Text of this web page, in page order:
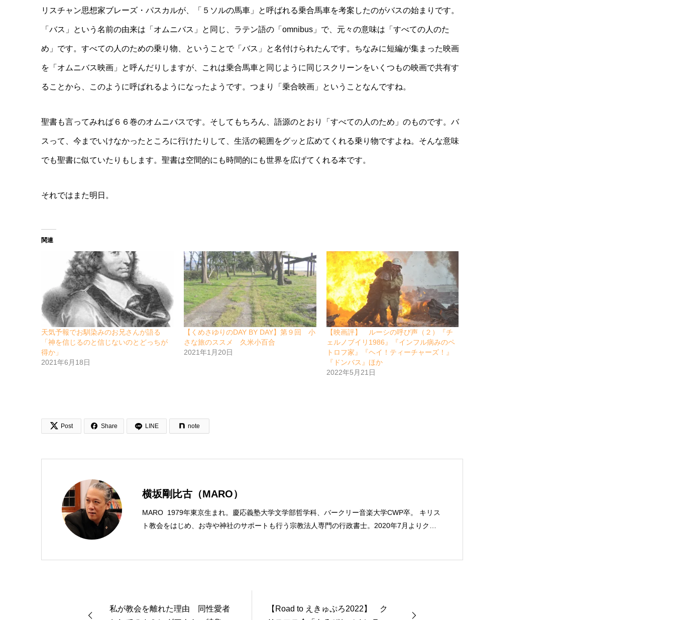
リスチャン思想家ブレーズ・パスカルが、「５ソルの馬車」と呼ばれる乗合馬車を考案したのがバスの始まりです。
「バス」という名前の由来は「オムニバス」と同じ、ラテン語の「omnibus」で、元々の意味は「すべての人のた
め」です。すべての人のための乗り物、ということで「バス」と名付けられたんです。ちなみに短編が集まった映画
を「オムニバス映画」と呼んだりしますが、これは乗合馬車と同じように同じスクリーンをいくつもの映画で共有す
ることから、このように呼ばれるようになったようです。つまり「乗合映画」ということなんですね。
聖書も言ってみれば６６巻のオムニバスです。そしてもちろん、語源のとおり「すべての人のため」のものです。バ
スって、今までいけなかったところに行けたりして、生活の範囲をグッと広めてくれる乗り物ですよね。そんな意味
でも聖書に似ていたりもします。聖書は空間的にも時間的にも世界を広げてくれる本です。
それではまた明日。
関連
天気予報でお馴染みのお兄さんが語る
「神を信じるのと信じないのとどっちが
得か」
2021年6月18日
【くめさゆりのDAY BY DAY】第９回 小
さな旅のススメ 久米小百合
2021年1月20日
【映画評】 ルーシの呼び声（２）『チ
ェルノブイリ1986』『インフル病みのペ
トロフ家』『ヘイ！ティーチャーズ！』
『ドンバス』ほか
2022年5月21日
 Post  Share LINE note
横坂剛比古（MARO）
MARO 1979年東京生まれ。慶応義塾大学文学部哲学科、バークリー音楽大学CWP卒。 キリス
ト教会をはじめ、お寺や神社のサポートも行う宗教法人専門の行政書士。2020年7月よりクリ
ンド社）、『世界一ゆるい聖書入門』、『世界一ゆるい聖書教室』（「ふざけ担当」LEONとの
共著、講談社）などがある。新著<a href="https://amzn.to/376F9aC">『ふっと心がラクにな
る 眠れぬ夜の聖書のことば』（大和書房）</a>２０２２年３月１５日発売。
私が教会を離れた理由 同性愛者
【Road to えきゅぷろ2022】 ク